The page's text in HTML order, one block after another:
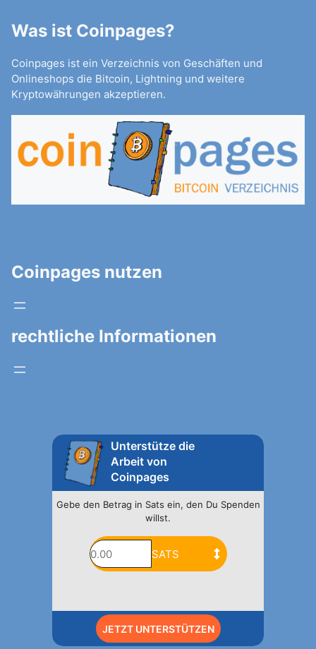
Was ist Coinpages?
Coinpages ist ein Verzeichnis von Geschäften und
Onlineshops die Bitcoin, Lightning und weitere
Kryptowährungen akzeptieren.
Coinpages nutzen
rechtliche Informationen
Unterstütze die
Arbeit von
Coinpages
Gebe den Betrag in Sats ein, den Du Spenden
willst.
JETZT UNTERSTÜTZEN